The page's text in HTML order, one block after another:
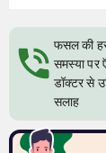
फसल की
समस्या पर
डॉक्टर से
सलाह